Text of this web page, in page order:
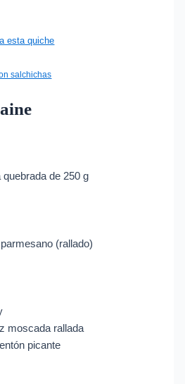
esta quiche
salchichas
de 250 g
(rallado)
moscada rallada
picante